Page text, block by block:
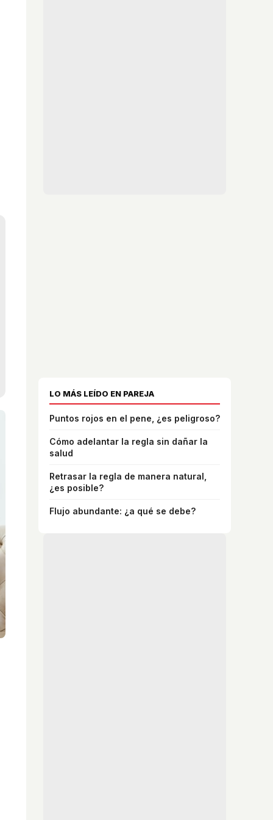
LO MÁS LEÍDO EN PAREJA
Puntos rojos en el pene, ¿es peligroso?
Cómo adelantar la regla sin dañar la
salud
Retrasar la regla de manera natural,
¿es posible?
Flujo abundante: ¿a qué se debe?